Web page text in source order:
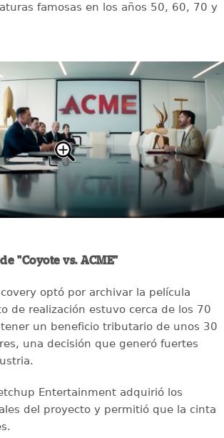
famosas en los años 50, 60, 70 y
"Coyote vs. ACME"
optó por archivar la película
de realización estuvo cerca de los 70
un beneficio tributario de unos 30
una decisión que generó fuertes
Entertainment adquirió los
del proyecto y permitió que la cinta